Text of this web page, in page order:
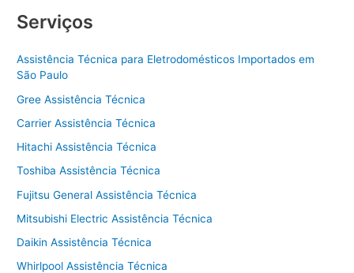
c
e
b
o
o
k
itt
er s
p
p
l
Serviços
Assistência Técnica para Eletrodomésticos Importados em
São Paulo
Gree Assistência Técnica
Carrier Assistência Técnica
Hitachi Assistência Técnica
Toshiba Assistência Técnica
Fujitsu General Assistência Técnica
Mitsubishi Electric Assistência Técnica
Daikin Assistência Técnica
Whirlpool Assistência Técnica